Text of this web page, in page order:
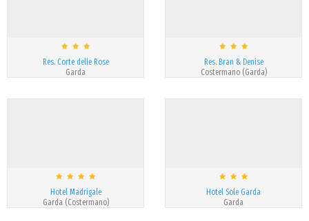
Res. Corte delle Rose
Garda
Res. Bran & Denise
Costermano (Garda)
Hotel Madrigale
Garda (Costermano)
Hotel Sole Garda
Garda